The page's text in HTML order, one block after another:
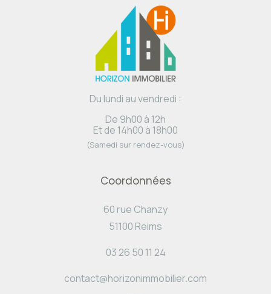
Du lundi au vendredi :
De 9h00 à 12h
Et de 14h00 à 18h00
(Samedi sur rendez-vous)
Coordonnées
60 rue Chanzy
51100 Reims
03 26 50 11 24
contact@horizonimmobilier.com